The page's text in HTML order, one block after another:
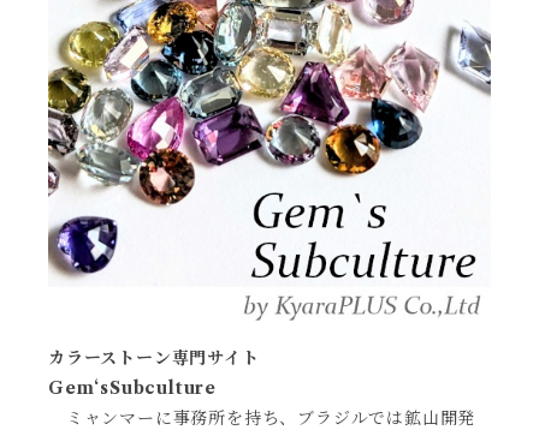
カラーストーン専門サイト
Gem‘sSubculture
ミャンマーに事務所を持ち、ブラジルでは鉱山開発